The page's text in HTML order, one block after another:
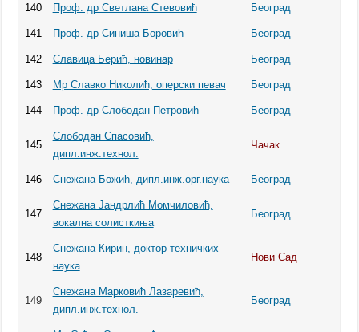
140 Проф. др Светлана Стевовић Београд
141 Проф. др Синиша Боровић Београд
142 Славица Берић, новинар Београд
143 Мр Славко Николић, оперски певач Београд
144 Проф. др Слободан Петровић Београд
145
Слободан Спасовић,
дипл.инж.технол.
Чачак
146 Снежана Божић, дипл.инж.орг.наука Београд
147
Снежана Јандрлић Момчиловић,
вокална солисткиња
Београд
148
Снежана Кирин, доктор техничких
наука
Нови Сад
149
Снежана Марковић Лазаревић,
дипл.инж.технол.
Београд